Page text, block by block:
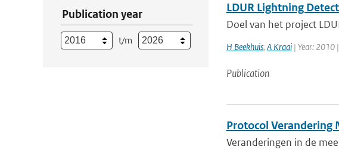
Publication year
t/m
LDUR Lightning
Doel van het project
H Beekhuis, A Kraai| Year: 2010
Publication
Protocol
Veranderingen in de